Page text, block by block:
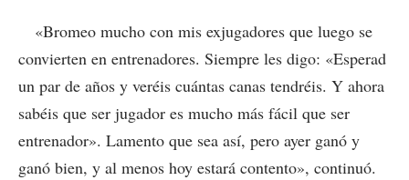
«Bromeo mucho con mis exjugadores que luego se
convierten en entrenadores. Siempre les digo: «Esperad
un par de años y veréis cuántas canas tendréis. Y ahora
sabéis que ser jugador es mucho más fácil que ser
entrenador». Lamento que sea así, pero ayer ganó y
ganó bien, y al menos hoy estará contento», continuó.